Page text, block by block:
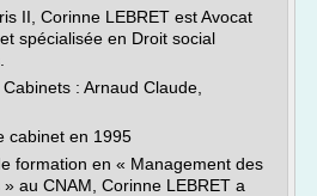
II, Corinne LEBRET est Avocat
spécialisée en Droit social
: Arnaud Claude,
cabinet en 1995
formation en « Management des
au CNAM, Corinne LEBRET a